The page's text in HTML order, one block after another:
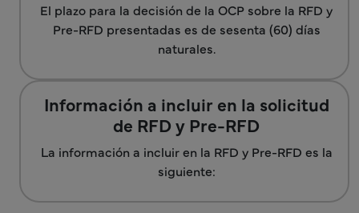
El plazo para la decisión de la OCP sobre la RFD y
Pre-RFD presentadas es de sesenta (60) días
naturales.
Información a incluir en la solicitud
de RFD y Pre-RFD
La información a incluir en la RFD y Pre-RFD es la
siguiente: